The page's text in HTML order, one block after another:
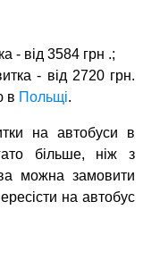
- від 3584 грн .;
- від 2720 грн.
в Польщі.
на автобуси в
більше, ніж з
можна замовити
на автобус